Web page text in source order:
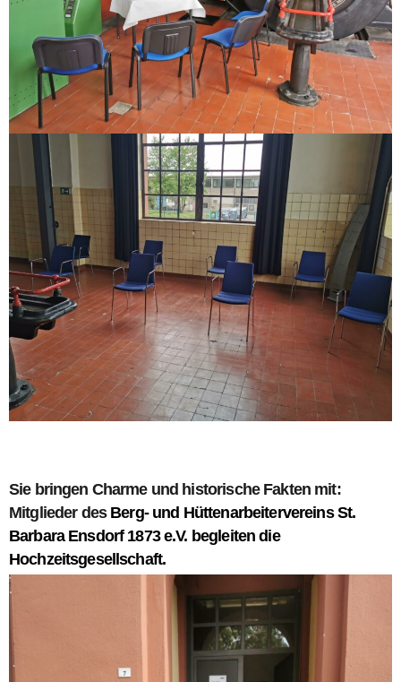
Sie bringen Charme und historische Fakten mit:
Mitglieder des Berg- und Hüttenarbeitervereins St.
Barbara Ensdorf 1873 e.V. begleiten die
Hochzeitsgesellschaft.